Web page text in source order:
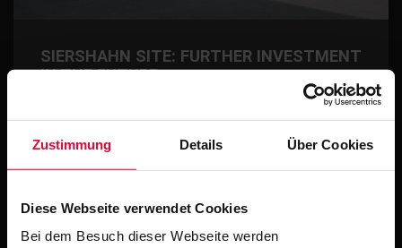
Zustimmung Details Über Cookies
Diese Webseite verwendet Cookies
Bei dem Besuch dieser Webseite werden
SIERSHAHN SITE: FURTHER INVESTMENT
IN THE FUTURE
With an investment of €3 million in a state-of-the-art
Grenzhausen) has set another milestone in…